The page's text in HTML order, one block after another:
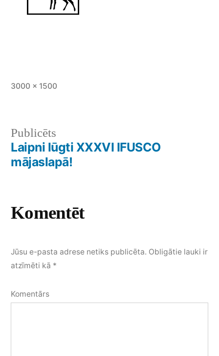
Pilnā
3000 × 1500
Ziņu
izvēlne
Publicēts
Laipni lūgti XXXVI IFUSCO
mājaslapā!
Komentēt
Jūsu e-pasta adrese netiks publicēta. Obligātie lauki ir
atzīmēti kā *
Komentārs